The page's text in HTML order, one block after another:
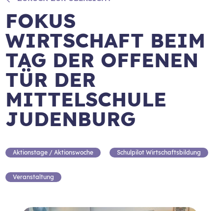
FOKUS
WIRTSCHAFT BEIM
TAG DER OFFENEN
TÜR DER
MITTELSCHULE
JUDENBURG
Aktionstage / Aktionswoche Schulpilot Wirtschaftsbildung
Veranstaltung